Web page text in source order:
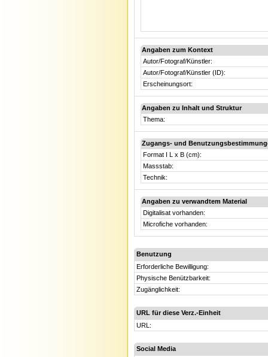
Angaben zum Kontext
Autor/Fotograf/Künstler:
Autor/Fotograf/Künstler (ID):
Erscheinungsort:
Angaben zu Inhalt und Struktur
Thema:
Zugangs- und
Format I L x B (cm):
Massstab:
Technik:
Angaben zu verwandtem Material
Digitalisat vorhanden:
Microfiche vorhanden:
Benutzung
Erforderliche Bewilligung:
Physische Benützbarkeit:
Zugänglichkeit:
URL für diese Verz.-Einheit
URL:
Social Media